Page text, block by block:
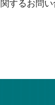
するお問い